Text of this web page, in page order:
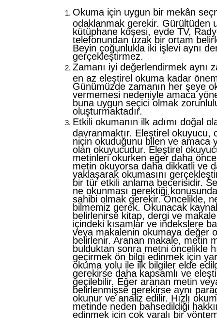
Okuma için uygun bir mekân
odaklanmak gerekir. Gürültüden
kütüphane köşesi, evde TV,
telefonundan uzak bir ortam
Beyin çoğunlukla iki işlevi aynı
gerçekleştirmez.
Zamanı iyi değerlendirmek aynı
en az eleştirel okuma kadar
Günümüzde zamanın her şeye
vermemesi nedeniyle amaca
buna uygun seçici olmak
oluşturmaktadır.
Etkili okumanın ilk adımı doğal
davranmaktır. Eleştirel okuyucu,
niçin okuduğunu bilen ve amaca
olan okuyucudur. Eleştirel
metinleri okurken eğer daha
metin okuyorsa daha dikkatli ve
yaklaşarak okumasını
bir tür etkili anlama becerisidir.
ne okunması gerektiği
sahibi olmak gerekir. Öncelikle, ne
bilmemiz gerek. Okunacak
belirlenirse kitap, dergi ve makale
içindeki kısamlar ve indekslere
veya makalenin okumaya değer
belirlenir. Aranan makale, metin
bulduktan sonra metni öncelikle
geçirmek ön bilgi edinmek için
okuma yolu ile ilk bilgiler elde
gerekirse daha kapsamlı ve
geçilebilir. Eğer aranan metin
belirlenmişse gerekirse aynı
okunur ve analiz edilir. Hızlı
metinde neden bahsedildiği
edinmek için çok yaralı bir